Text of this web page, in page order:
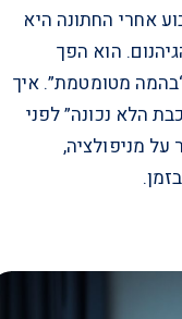
אחרי החתונה היא
הוא הפך
מטומטמת”. איך
הלא נכונה” לפני
על מניפולציה,